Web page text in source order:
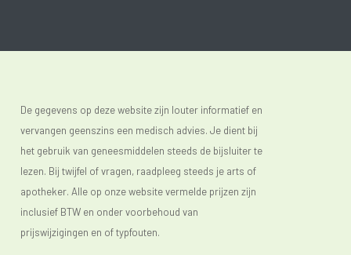
De gegevens op deze website zijn louter informatief en
vervangen geenszins een medisch advies. Je dient bij
het gebruik van geneesmiddelen steeds de bijsluiter te
lezen. Bij twijfel of vragen, raadpleeg steeds je arts of
apotheker. Alle op onze website vermelde prijzen zijn
inclusief BTW en onder voorbehoud van
prijswijzigingen en of typfouten.